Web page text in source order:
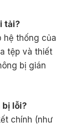
tải?
hệ thống của
tệp và thiết
bị gián
bị lỗi?
chính (như